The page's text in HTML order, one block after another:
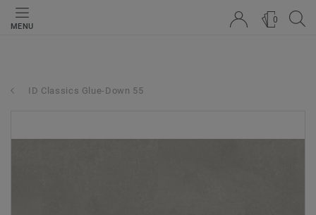
MENU
0
ID Classics Glue-Down 55